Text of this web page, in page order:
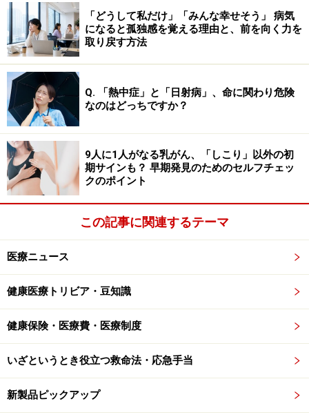
しかし、全国と比較した福岡市の急性呼吸器感染症の報
告数は、2026年第20週（5月11日～5月17日）で全国
47.59に対し福岡市47.84（1定点医療機関当たりの患者
数）です。実は、はっきりとした有意差は認められてい
ません。したがって、福岡市で「謎の風邪」を引き起こ
す新興感染症が独自に流行している可能性は低いと考え
られます。
「謎の風邪」の正体は、環境要因・アレル
ギー・ウイルス感染の複合パンチか
それでは謎の風邪の正体は何でしょうか？ 謎の風邪が多
数報告された5月は、黄砂、PM2.5に加えてシラカバやイ
さらに、急な気温上昇と寒暖差が続いたことに加え、ゴ
ールデンウイーク後の疲れが重なり、自律神経の乱れが
生じやすい時期でもあります。
現時点では「謎の風邪」はこれらの環境因子やアレルギ
「どうして私だけ」「みんな幸せそう」 病気
になると孤独感を覚える理由と、前を向く力を
取り戻す方法
Q. 「熱中症」と「日射病」、命に関わり危険
なのはどっちですか？
9人に1人がなる乳がん、「しこり」以外の初
期サインも？ 早期発見のためのセルフチェッ
クのポイント
この記事に関連するテーマ
医療ニュース
健康医療トリビア・豆知識
健康保険・医療費・医療制度
いざというとき役立つ救命法・応急手当
新製品ピックアップ